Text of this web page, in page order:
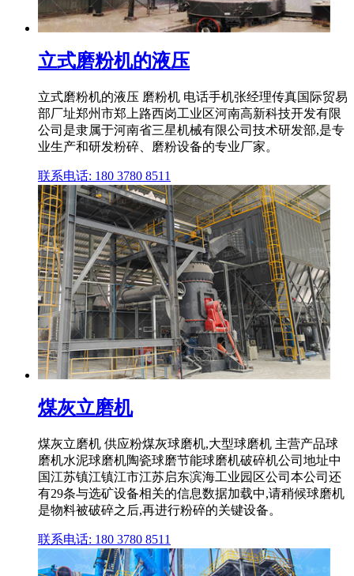
立式磨粉机的液压
立式磨粉机的液压 磨粉机 电话手机张经理传真国际贸易
部厂址郑州市郑上路西岗工业区河南高新科技开发有限
公司是隶属于河南省三星机械有限公司技术研发部,是专
业生产和研发粉碎、磨粉设备的专业厂家。
联系电话: 180 3780 8511
煤灰立磨机
煤灰立磨机 供应粉煤灰球磨机,大型球磨机 主营产品球
磨机水泥球磨机陶瓷球磨节能球磨机破碎机公司地址中
国江苏镇江镇江市江苏启东滨海工业园区公司本公司还
有29条与选矿设备相关的信息数据加载中,请稍候球磨机
是物料被破碎之后,再进行粉碎的关键设备。
联系电话: 180 3780 8511